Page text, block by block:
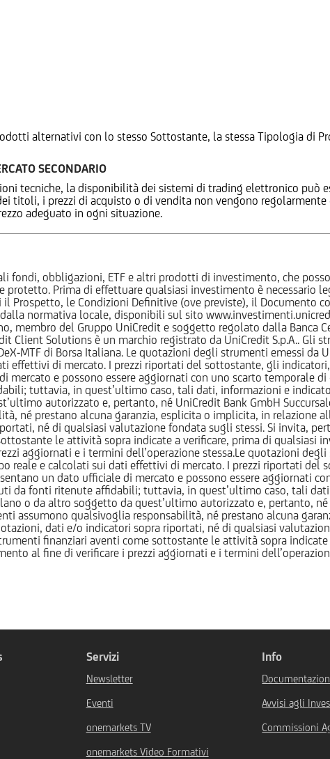
alternativi con lo stesso Sottostante, la stessa Tipologia di
SECONDARIO
tecniche, la disponibilità dei sistemi di trading elettronico può
titoli, i prezzi di acquisto o di vendita non vengono
adeguato in ogni situazione.
fondi, obbligazioni, ETF e altri prodotti di investimento, che
Prima di effettuare qualsiasi investimento è necessario
Prospetto, le Condizioni Definitive (ove previste), il Documento
normativa locale, disponibili sul sito
membro del Gruppo UniCredit e soggetto regolato dalla Banca
Client Solutions è un marchio registrato da UniCredit S.p.A.. Gli
MTF di Borsa Italiana. Le quotazioni degli strumenti emessi da
effettivi di mercato. I prezzi riportati del sottostante, gli
e possono essere aggiornati con uno scarto temporale
tuttavia, in quest’ultimo caso, tali dati, informazioni e
autorizzato e, pertanto, né UniCredit Bank GmbH
né prestano alcuna garanzia, esplicita o implicita, in relazione
né di qualsiasi valutazione fondata sugli stessi. Si invita,
le attività sopra indicate a verificare, prima di qualsiasi
aggiornati e i termini dell’operazione stessa.Le quotazioni degli
reale e calcolati sui dati effettivi di mercato. I prezzi riportati
un dato ufficiale di mercato e possono essere aggiornati
da fonti ritenute affidabili; tuttavia, in quest’ultimo caso, tali
o da altro soggetto da quest’ultimo autorizzato e, pertanto,
assumono qualsivoglia responsabilità, né prestano alcuna
dati e/o indicatori sopra riportati, né di qualsiasi
finanziari aventi come sottostante le attività sopra
al fine di verificare i prezzi aggiornati e i termini
Servizi
Newsletter
Eventi
onemarkets TV
onemarkets Video Formativi
Info
Avvisi agli
Commissioni